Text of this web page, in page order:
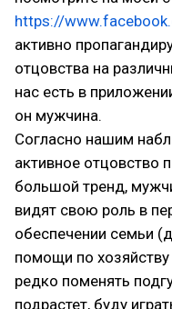
https://
активно
отцовства на
нас есть в
он мужчина.
Согласно нашим
активное отцовство
большой тренд,
видят свою роль в
обеспечении семьи
помощи по хозяйству
редко поменять
подрастет, буду